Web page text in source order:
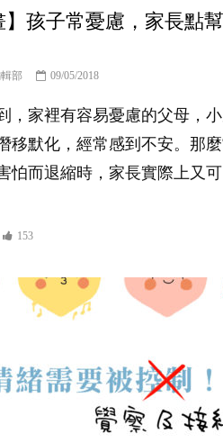
】孩子常憂慮，家長點
部 09/05/2018
，家裡有容易憂慮的父母，
移默化，經常感到不安。那
怕而退縮時，家長實際上又
153